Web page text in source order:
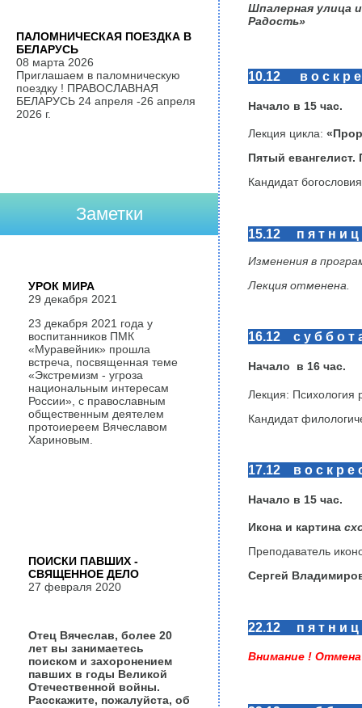
Шпалерная улица
Радость»
10.12 в о с к р е
Начало в 15 час.
Лекция цикла:
Пятый евангелист.
Кандидат
15.12 п я т н и ц
Изменения в
Лекция отменена.
16.12 с у б б о т
Начало в 16 час.
Лекция: Психология
Кандидат
17.12 в о с к р е
Начало в 15 час.
Икона и картина
Преподаватель
Сергей
22.12 п я т н и ц
Внимание !
ПАЛОМНИЧЕСКАЯ ПОЕЗДКА В
БЕЛАРУСЬ
08 марта 2026
Приглашаем в паломническую
поездку ! ПРАВОСЛАВНАЯ
БЕЛАРУСЬ 24 апреля -26 апреля
2026 г.
Заметки
УРОК МИРА
29 декабря 2021
23 декабря 2021 года у
воспитанников ПМК
«Муравейник» прошла
встреча, посвященная теме
«Экстремизм - угроза
национальным интересам
России», с православным
общественным деятелем
протоиереем Вячеславом
Хариновым.
ПОИСКИ ПАВШИХ -
СВЯЩЕННОЕ ДЕЛО
27 февраля 2020
Отец Вячеслав, более 20
лет вы занимаетесь
поиском и захоронением
павших в годы Великой
Отечественной войны.
Расскажите, пожалуйста, об